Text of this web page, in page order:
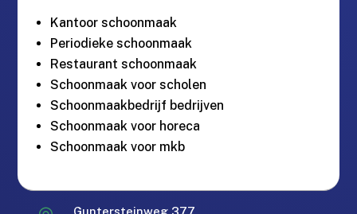
Kantoor schoonmaak
Periodieke schoonmaak
Restaurant schoonmaak
Schoonmaak voor scholen
Schoonmaakbedrijf bedrijven
Schoonmaak voor horeca
Schoonmaak voor mkb